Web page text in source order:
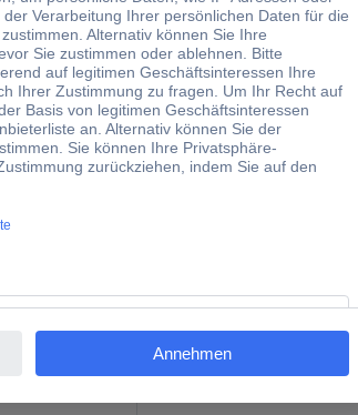
Abm.
(L x B x H) 215 x 1050 x 1250 mm
(Ø x H) 210 mm x 1310 mm